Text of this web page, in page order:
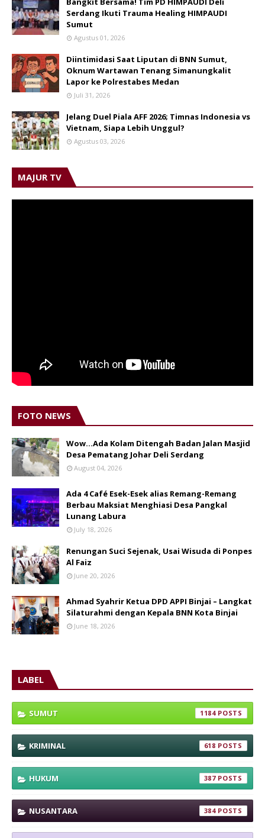
Serdang Ikuti Trauma Healing HIMPAUDI
Sumut
Agustus 01, 2026
Diintimidasi Saat Liputan di BNN Sumut,
Oknum Wartawan Tenang Simanungkalit
Lapor ke Polrestabes Medan
Juli 31, 2026
Jelang Duel Piala AFF 2026; Timnas Indonesia vs
Vietnam, Siapa Lebih Unggul?
Agustus 03, 2026
MAJUR TV
FOTO NEWS
Wow...Ada Kolam Ditengah Badan Jalan Masjid
Desa Pematang Johar Deli Serdang
August 04, 2026
Ada 4 Café Esek-Esek alias Remang-Remang
Berbau Maksiat Menghiasi Desa Pangkal
Lunang Labura
July 18, 2026
Renungan Suci Sejenak, Usai Wisuda di Ponpes
Al Faiz
June 20, 2026
Ahmad Syahrir Ketua DPD APPI Binjai – Langkat
Silaturahmi dengan Kepala BNN Kota Binjai
June 18, 2026
LABEL
SUMUT 1184
KRIMINAL 618
HUKUM 387
NUSANTARA 384